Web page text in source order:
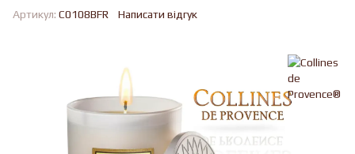
Артикул: C0108BFR Написати відгук